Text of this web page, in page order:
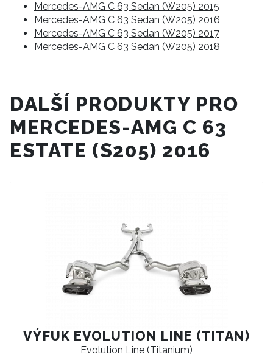
Mercedes-AMG C 63 Sedan (W205) 2015
Mercedes-AMG C 63 Sedan (W205) 2016
Mercedes-AMG C 63 Sedan (W205) 2017
Mercedes-AMG C 63 Sedan (W205) 2018
DALŠÍ PRODUKTY PRO
MERCEDES-AMG C 63
ESTATE (S205) 2016
VÝFUK EVOLUTION LINE (TITAN)
Evolution Line (Titanium)